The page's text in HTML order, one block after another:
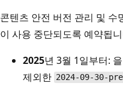
콘텐츠 안전 버전 관리 및 수
이 사용 중단되도록 예약됩
2025년 3월 1일부터: 을
제외한 2024-09-30-